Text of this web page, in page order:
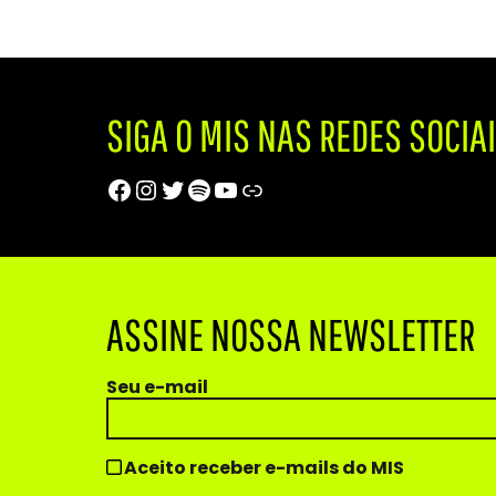
SIGA O MIS NAS REDES
Facebook
Instagram
Twitter
Spotify
Youtube
Trip Advisor
ASSINE NOSSA NEWSLETTER
Seu e-mail
Aceito receber e-mails do MIS